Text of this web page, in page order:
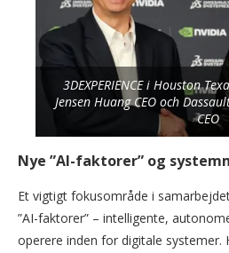
3DEXPERIENCE i Houston
Jensen Huang CEO och
CEO
Nye ”AI-faktorer” og
Et vigtigt fokusområde i
”AI-faktorer” – intelligente,
operere inden for digitale systemer.